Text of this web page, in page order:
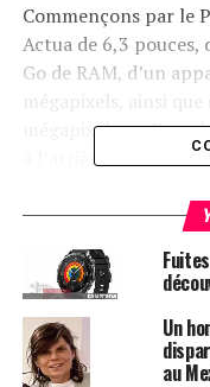
Commençons par le
Actua de 6,3 pouces,
Go de RAM, d’un
mégapixels, ainsi
mégapixels et d’un
à l’arrière.
LePixel 9 Pro, quant
Actua de 6,3
mégapixels,
mégapixels pour
l’avant, il sera doté
mégapixels et de 16
Un
au